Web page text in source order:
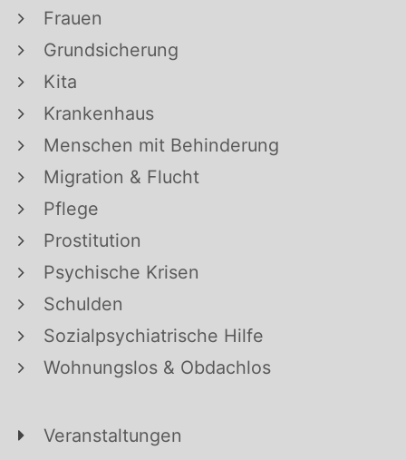
Frauen
Grundsicherung
Kita
Krankenhaus
Menschen mit Behinderung
Migration & Flucht
Pflege
Prostitution
Psychische Krisen
Schulden
Sozialpsychiatrische Hilfe
Wohnungslos & Obdachlos
Veranstaltungen